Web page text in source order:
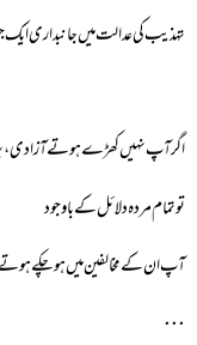
تہذیب کی عدالت میں جانبداری
اگر آپ نہیں کھڑے ہوتے آزادی،
تو تمام مردہ دلائل کے باوجود
آپ ان کے مخالفین میں ہوچکے
٠٠٠